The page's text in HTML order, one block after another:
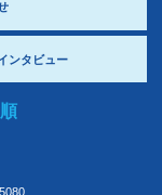
ンタビュー